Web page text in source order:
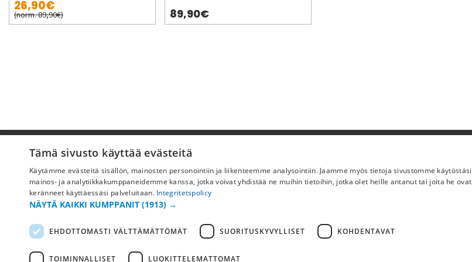
26,90€
(norm. 89,90€) 89,90€
Pyydä apua
Ostoehdot
Maksu & toimitus
Palautus ja vaihto
Yleisimmät kysymykset
Yritystiedot
Tämä sivusto käyttää evästeitä
Käytämme evästeitä sisällön, mainosten personointiin ja liikenteemme analysointiin. Jaamme myös tietoja sivustomme käytöstäsi
mainos- ja analytiikkakumppaneidemme kanssa, jotka voivat yhdistää ne muihin tietoihin, jotka olet heille antanut tai joita he ovat
keränneet käyttäessäsi palveluitaan. Integritetspolicy
NÄYTÄ KAIKKI KUMPPANIT (1913) →
EHDOTTOMASTI VÄLTTÄMÄTTÖMÄT SUORITUSKYVYLLISET KOHDENTAVAT
TOIMINNALLISET LUOKITTELEMATTOMAT